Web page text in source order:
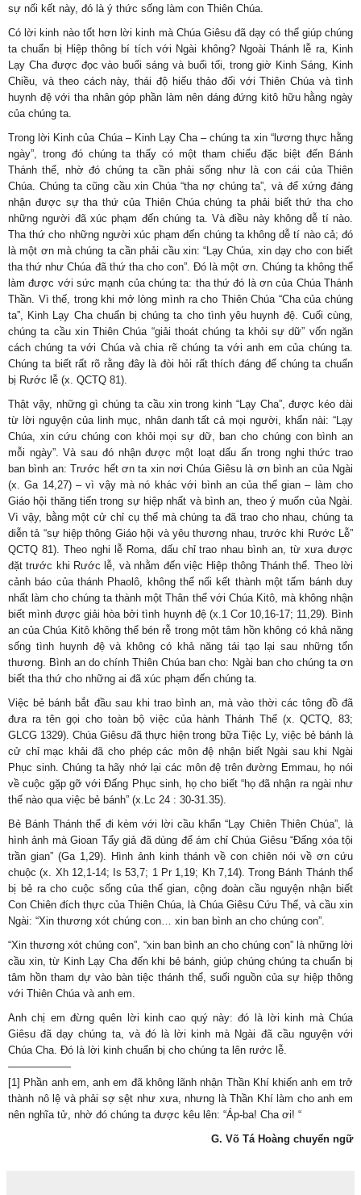
sự nối kết này, đó là ý thức sống làm con Thiên Chúa.
Có lời kinh nào tốt hơn lời kinh mà Chúa Giêsu đã dạy có thể giúp chúng
ta chuẩn bị Hiệp thông bí tích với Ngài không? Ngoài Thánh lễ ra, Kinh
Lạy Cha được đọc vào buổi sáng và buổi tối, trong giờ Kinh Sáng, Kinh
Chiều, và theo cách này, thái độ hiếu thảo đối với Thiên Chúa và tình
huynh đệ với tha nhân góp phần làm nên dáng đứng kitô hữu hằng ngày
của chúng ta.
Trong lời Kinh của Chúa – Kinh Lạy Cha – chúng ta xin “lương thực hằng
ngày”, trong đó chúng ta thấy có một tham chiếu đặc biệt đến Bánh
Thánh thể, nhờ đó chúng ta cần phải sống như là con cái của Thiên
Chúa. Chúng ta cũng cầu xin Chúa “tha nợ chúng ta”, và để xứng đáng
nhận được sự tha thứ của Thiên Chúa chúng ta phải biết thứ tha cho
những người đã xúc phạm đến chúng ta. Và điều này không dễ tí nào.
Tha thứ cho những người xúc phạm đến chúng ta không dễ tí nào cả; đó
là một ơn mà chúng ta cần phải cầu xin: “Lạy Chúa, xin dạy cho con biết
tha thứ như Chúa đã thứ tha cho con”. Đó là một ơn. Chúng ta không thể
làm được với sức mạnh của chúng ta: tha thứ đó là ơn của Chúa Thánh
Thần. Vì thế, trong khi mở lòng mình ra cho Thiên Chúa “Cha của chúng
ta”, Kinh Lạy Cha chuẩn bị chúng ta cho tình yêu huynh đệ. Cuối cùng,
chúng ta cầu xin Thiên Chúa “giải thoát chúng ta khỏi sự dữ” vốn ngăn
cách chúng ta với Chúa và chia rẽ chúng ta với anh em của chúng ta.
Chúng ta biết rất rõ rằng đây là đòi hỏi rất thích đáng để chúng ta chuẩn
bị Rước lễ (x. QCTQ 81).
Thật vậy, những gì chúng ta cầu xin trong kinh “Lạy Cha”, được kéo dài
từ lời nguyện của linh mục, nhân danh tất cả mọi người, khẩn nài: “Lạy
Chúa, xin cứu chúng con khỏi mọi sự dữ, ban cho chúng con bình an
mỗi ngày”. Và sau đó nhận được một loạt dấu ấn trong nghi thức trao
ban bình an: Trước hết ơn ta xin nơi Chúa Giêsu là ơn bình an của Ngài
(x. Ga 14,27) – vì vậy mà nó khác với bình an của thế gian – làm cho
Giáo hội thăng tiến trong sự hiệp nhất và bình an, theo ý muốn của Ngài.
Vì vậy, bằng một cử chỉ cụ thể mà chúng ta đã trao cho nhau, chúng ta
diễn tả “sự hiệp thông Giáo hội và yêu thương nhau, trước khi Rước Lễ”
QCTQ 81). Theo nghi lễ Roma, dấu chỉ trao nhau bình an, từ xưa được
đặt trước khi Rước lễ, và nhằm đến việc Hiệp thông Thánh thể. Theo lời
cảnh báo của thánh Phaolô, không thể nối kết thành một tấm bánh duy
nhất làm cho chúng ta thành một Thân thể với Chúa Kitô, mà không nhận
biết mình được giải hòa bởi tình huynh đệ (x.1 Cor 10,16-17; 11,29). Bình
an của Chúa Kitô không thể bén rễ trong một tâm hồn không có khả năng
sống tình huynh đệ và không có khả năng tái tạo lại sau những tổn
thương. Bình an do chính Thiên Chúa ban cho: Ngài ban cho chúng ta ơn
biết tha thứ cho những ai đã xúc phạm đến chúng ta.
Việc bẻ bánh bắt đầu sau khi trao bình an, mà vào thời các tông đồ đã
đưa ra tên gọi cho toàn bộ việc của hành Thánh Thể (x. QCTQ, 83;
GLCG 1329). Chúa Giêsu đã thực hiện trong bữa Tiệc Ly, việc bẻ bánh là
cử chỉ mạc khải đã cho phép các môn đệ nhận biết Ngài sau khi Ngài
Phục sinh. Chúng ta hãy nhớ lại các môn đệ trên đường Emmau, họ nói
về cuộc gặp gỡ với Đấng Phục sinh, họ cho biết “họ đã nhận ra ngài như
thế nào qua việc bẻ bánh” (x.Lc 24 : 30-31.35).
Bẻ Bánh Thánh thể đi kèm với lời cầu khẩn “Lạy Chiên Thiên Chúa”, là
hình ảnh mà Gioan Tẩy giả đã dùng để ám chỉ Chúa Giêsu “Đấng xóa tội
trần gian” (Ga 1,29). Hình ảnh kinh thánh về con chiên nói về ơn cứu
chuộc (x. Xh 12,1-14; Is 53,7; 1 Pr 1,19; Kh 7,14). Trong Bánh Thánh thể
bị bẻ ra cho cuộc sống của thế gian, cộng đoàn cầu nguyện nhận biết
Con Chiên đích thực của Thiên Chúa, là Chúa Giêsu Cứu Thế, và cầu xin
Ngài: “Xin thương xót chúng con… xin ban bình an cho chúng con”.
“Xin thương xót chúng con”, “xin ban bình an cho chúng con” là những lời
cầu xin, từ Kinh Lạy Cha đến khi bẻ bánh, giúp chúng chúng ta chuẩn bị
tâm hồn tham dự vào bàn tiệc thánh thể, suối nguồn của sự hiệp thông
với Thiên Chúa và anh em.
Anh chị em đừng quên lời kinh cao quý này: đó là lời kinh mà Chúa
Giêsu đã dạy chúng ta, và đó là lời kinh mà Ngài đã cầu nguyện với
Chúa Cha. Đó là lời kinh chuẩn bị cho chúng ta lên rước lễ.
——————
[1] Phần anh em, anh em đã không lãnh nhận Thần Khí khiến anh em trở
thành nô lệ và phải sợ sệt như xưa, nhưng là Thần Khí làm cho anh em
nên nghĩa tử, nhờ đó chúng ta được kêu lên: “Áp-ba! Cha ơi! “
G. Võ Tá Hoàng chuyển ngữ